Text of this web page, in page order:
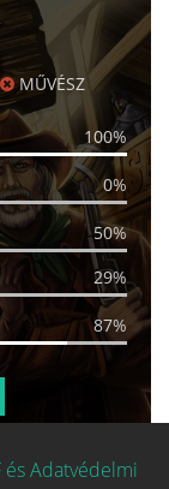
MŰVÉSZ
100%
0%
50%
29%
87%
és Adatvédelmi